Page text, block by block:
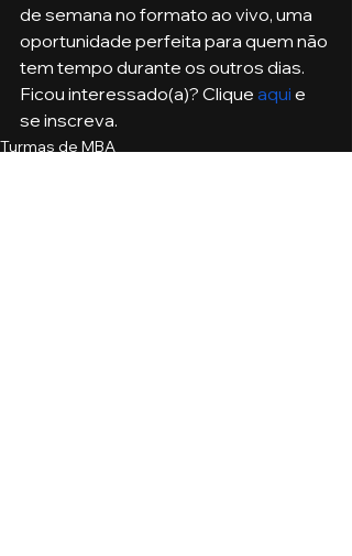
de semana no formato ao vivo, uma
oportunidade perfeita para quem não
tem tempo durante os outros dias.
Ficou interessado(a)? Clique aqui e
se inscreva.
Turmas de MBA